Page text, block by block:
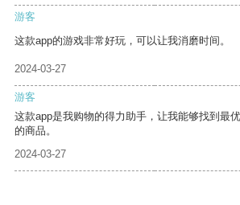
游客
这款app的游戏非常好玩，可以让我消磨时间。
2024-03-27
游客
这款app是我购物的得力助手，让我能够找到最
的商品。
2024-03-27